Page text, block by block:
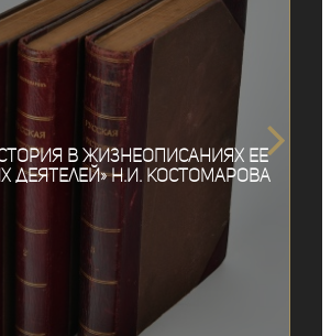
в жизнеописаниях ее
деятелей» Н.И. Костомарова